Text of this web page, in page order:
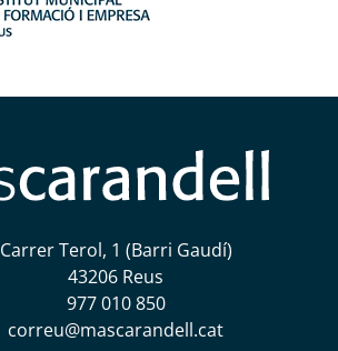
Carrer Terol, 1 (Barri Gaudí)
43206 Reus
977 010 850
correu@mascarandell.cat